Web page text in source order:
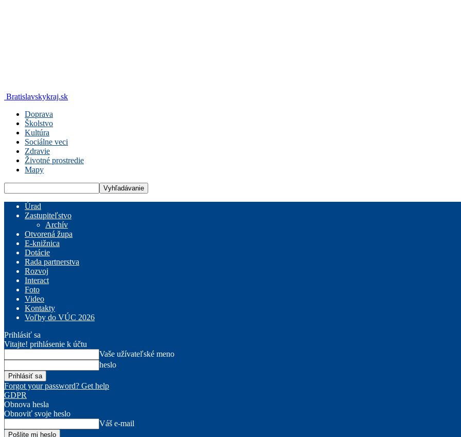
Bratislavskykraj.sk
Doprava
Školstvo
Kultúra
Sociálne veci
Zdravie
Životné prostredie
Mapy
Úrad
Zastupiteľstvo
Archív
Otvorená župa
E-knižnica
Dotácie
Rada partnerstva
Rozvoj
Interact
Foto
Video
Kontakty
Voľby do VÚC 2026
Prihlásiť sa
Vitajte! prihlásenie k účtu
Vaše užívateľské meno
heslo
Forgot your password? Get help
GDPR
Obnova hesla
Obnoviť svoje heslo
Váš e-mail